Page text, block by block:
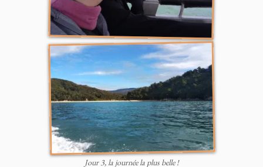
Jour 3, la journée la plus belle !